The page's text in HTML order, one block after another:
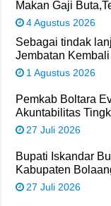
Makan Gaji
4 Agustus 2026
Sebagai tindak
Jembatan
1 Agustus 2026
Pemkab Boltara
Akuntabilitas
27 Juli 2026
Bupati Iskandar
Kabupaten
27 Juli 2026